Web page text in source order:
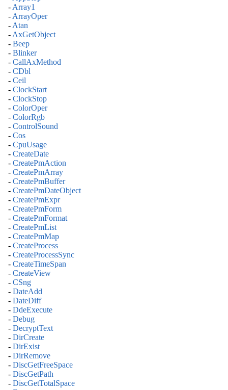
- Array1
- ArrayOper
- Atan
- AxGetObject
- Beep
- Blinker
- CallAxMethod
- CDbl
- Ceil
- ClockStart
- ClockStop
- ColorOper
- ColorRgb
- ControlSound
- Cos
- CpuUsage
- CreateDate
- CreatePmAction
- CreatePmArray
- CreatePmBuffer
- CreatePmDateObject
- CreatePmExpr
- CreatePmForm
- CreatePmFormat
- CreatePmList
- CreatePmMap
- CreateProcess
- CreateProcessSync
- CreateTimeSpan
- CreateView
- CSng
- DateAdd
- DateDiff
- DdeExecute
- Debug
- DecryptText
- DirCreate
- DirExist
- DirRemove
- DiscGetFreeSpace
- DiscGetPath
- DiscGetTotalSpace